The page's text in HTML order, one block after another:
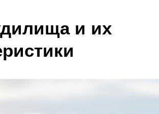
и их